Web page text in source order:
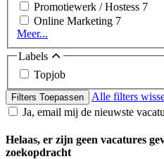
Promotiewerk / Hostess 7
Online Marketing 7
Meer...
Labels
Topjob
Filters Toepassen
Alle filters
Ja, email mij de nieuwste
Helaas, er zijn geen vacatures
zoekopdracht